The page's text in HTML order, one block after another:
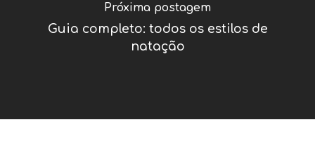
Próxima postagem
Guia completo: todos os estilos de
natação